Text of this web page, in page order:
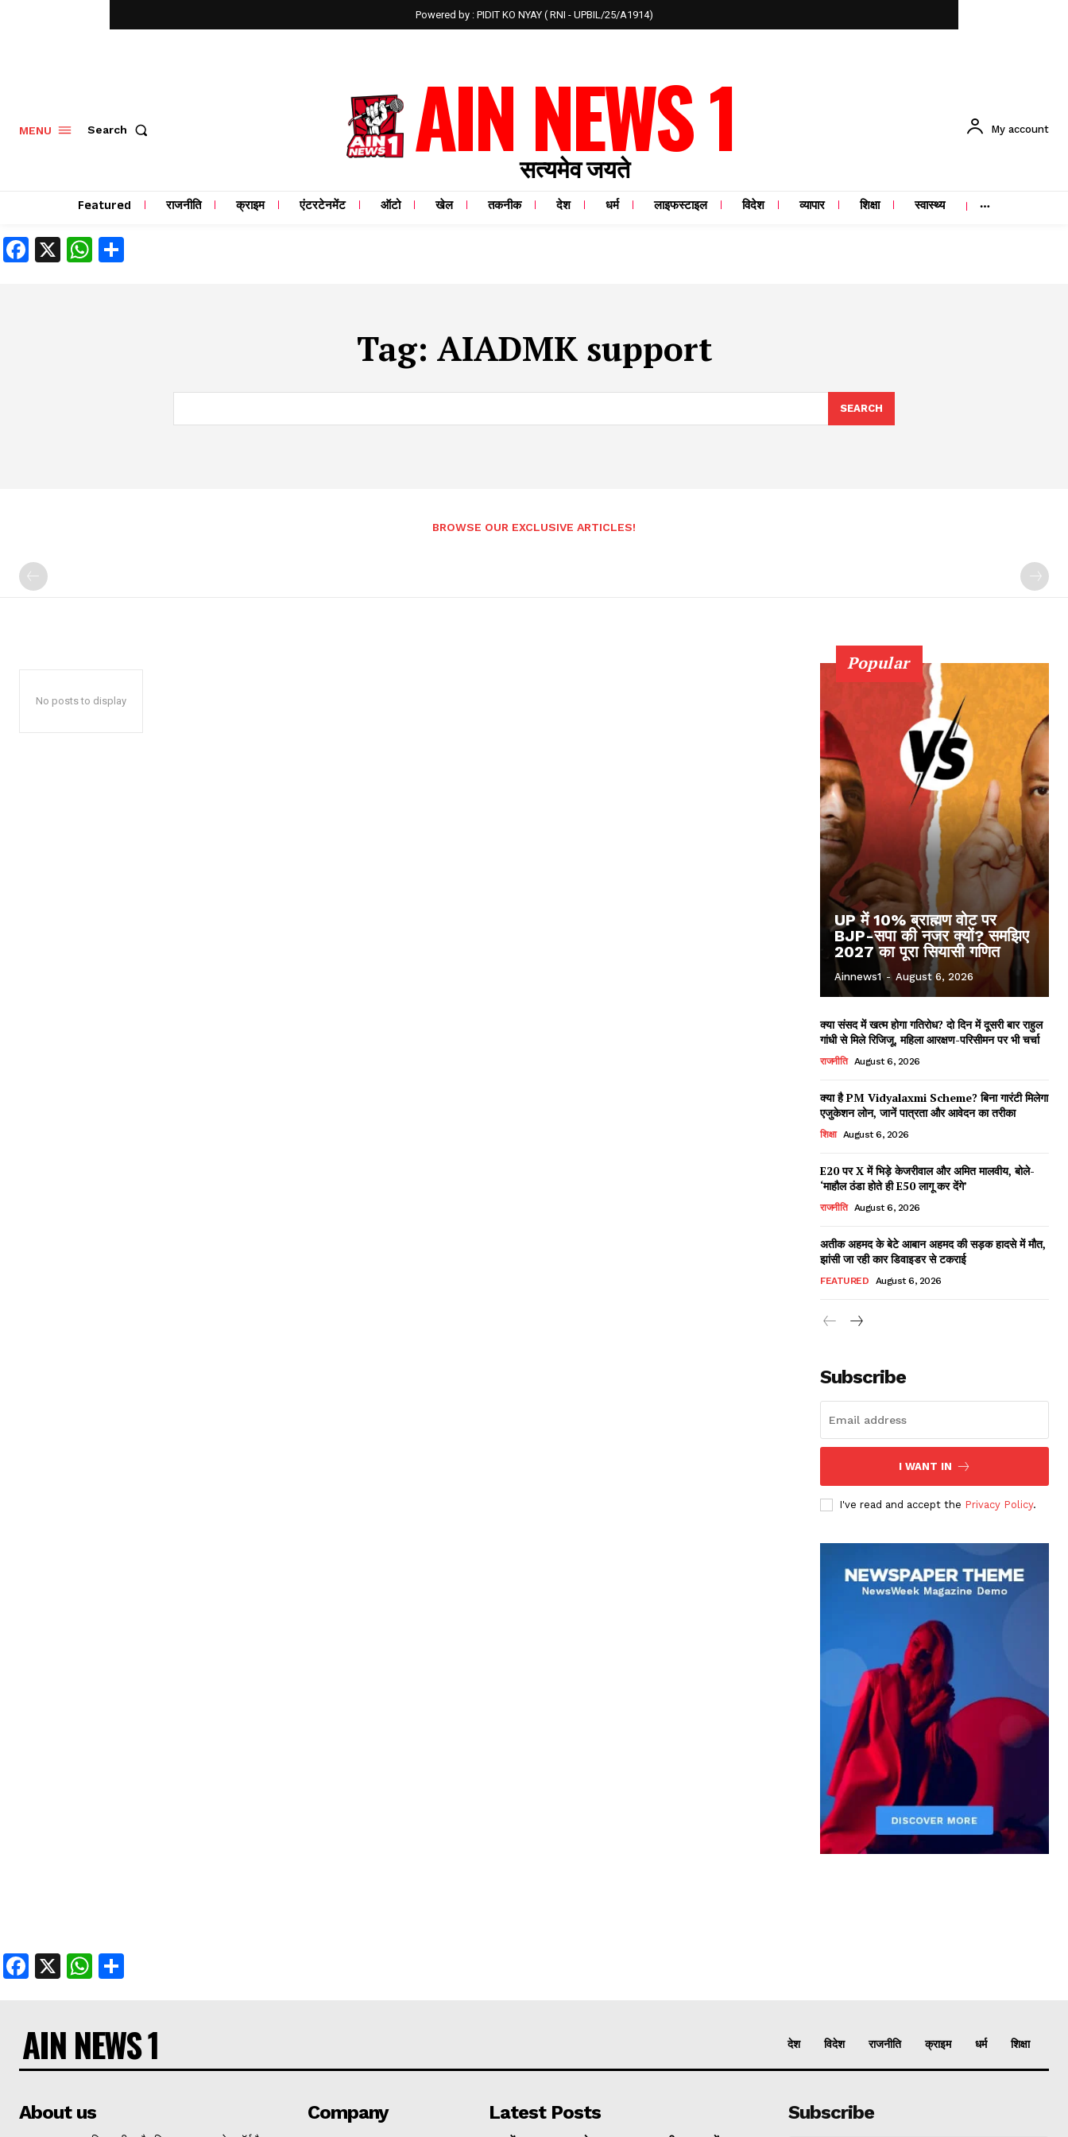
Powered by : PIDIT KO NYAY ( RNI - UPBIL/25/A1914)
MENU Search AIN NEWS 1
सत्यमेव जयते
My account
Featured राजनीति क्राइम एंटरटेनमेंट ऑटो खेल तकनीक देश धर्म लाइफस्टाइल विदेश व्यापार शिक्षा स्वास्थ्य
Facebook
X WhatsApp
Tag: AIADMK support
SEARCH
BROWSE OUR EXCLUSIVE ARTICLES!
No posts to display
Popular
UP में 10% ब्राह्मण वोट पर
BJP-सपा की नजर क्यों? समझिए
2027 का पूरा सियासी गणित
Ainnews1 - August 6, 2026
क्या संसद में खत्म होगा गतिरोध? दो दिन में दूसरी बार राहुल
गांधी से मिले रिजिजू, महिला आरक्षण-परिसीमन पर भी चर्चा
राजनीति August 6, 2026
क्या है PM Vidyalaxmi Scheme? बिना गारंटी मिलेगा
एजुकेशन लोन, जानें पात्रता और आवेदन का तरीका
शिक्षा August 6, 2026
E20 पर X में भिड़े केजरीवाल और अमित मालवीय, बोले-
‘माहौल ठंडा होते ही E50 लागू कर देंगे’
राजनीति August 6, 2026
अतीक अहमद के बेटे आबान अहमद की सड़क हादसे में मौत,
झांसी जा रही कार डिवाइडर से टकराई
FEATURED August 6, 2026
Subscribe
I WANT IN
I've read and accept the Privacy Policy.
Facebook
X WhatsApp
AIN NEWS 1 देश विदेश राजनीति क्राइम धर्म शिक्षा
About us Company Latest Posts Subscribe